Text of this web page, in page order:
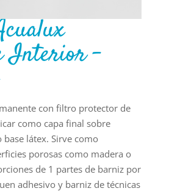
Interior –
con filtro protector de
como capa final sobre
látex. Sirve como
porosas como madera o
de 1 partes de barniz por
adhesivo y barniz de técnicas